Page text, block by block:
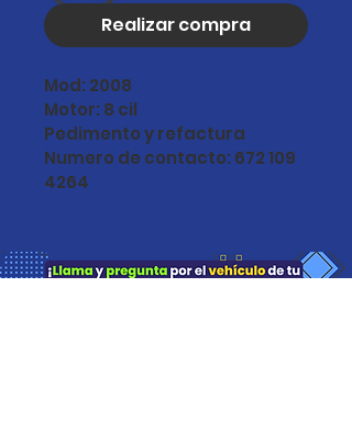
Realizar compra
Mod: 2008
Motor: 8 cil
Pedimento y refactura
Numero de contacto: 672 109
4264